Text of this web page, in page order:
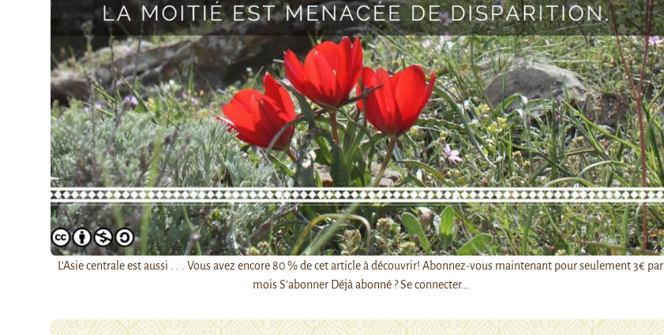
L'Asie centrale est aussi . . . Vous avez encore 80 % de cet article à découvrir! Abonnez-vous maintenant pour seulement 3€ par
mois S’abonner Déjà abonné ? Se connecter…